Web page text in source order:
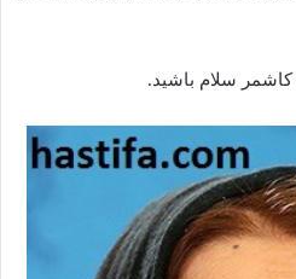
کاشمر سلام باشید.